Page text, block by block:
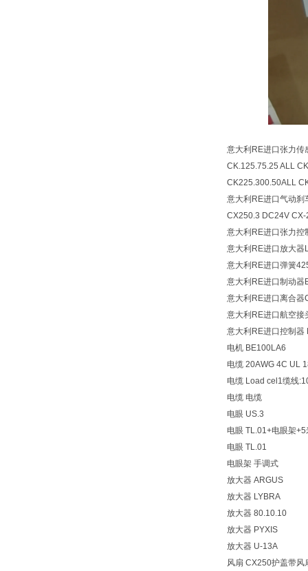
意大利RE进口张力传
CK.125.75.25 ALL
CK225.300.50ALL
意大利RE进口气动
CX250.3 DC24V
意大利RE进口张力控
意大利RE进口放大器
意大利RE进口弹簧
意大利RE进口制动器
意大利RE进口离合器
意大利RE进口航空
意大利RE进口控制器
电机 BE100LA6
电缆 20AWG 4C UL
电缆 Load cel1缆线
电缆 电缆
电眼 US.3
电眼 TL.01+电眼架+5
电眼 TL.01
电眼架 手调式
放大器 ARGUS
放大器 LYBRA
放大器 80.10.10
放大器 PYXIS
放大器 U-13A
风扇 CX250护盖带风